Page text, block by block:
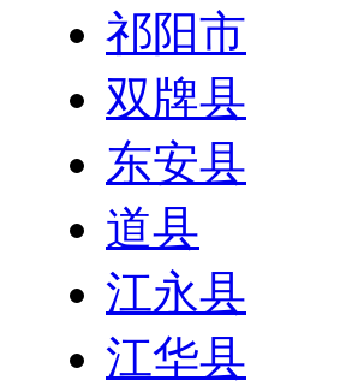
祁阳市
双牌县
东安县
道县
江永县
江华县